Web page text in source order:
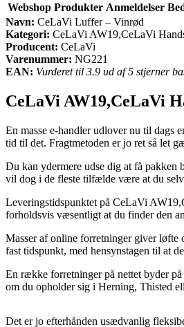
Webshop Produkter Anmeldelser
Navn: CeLaVi Luffer – Vinrød
Kategori: CeLaVi AW19,CeLaVi
Producent: CeLaVi
Varenummer: NG221
EAN: Vurderet til 3.9 ud af 5 stjerner
CeLaVi AW19,CeLaVi
En masse e-handler udlover nu til dags
tid til det. Fragtmetoden er jo ret så let
Du kan ydermere udse dig at få
vil dog i de fleste tilfælde være at du
Leveringstidspunktet på CeLaVi
forholdsvis væsentligt at du finder den
Masser af online forretninger giver løfte
fast tidspunkt, med hensynstagen til at
En række forretninger på nettet byder
om du opholder sig i Herning, Thisted
Det er jo efterhånden usædvanlig